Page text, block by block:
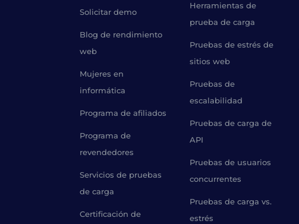
Solicitar demo
Blog de rendimiento
web
Mujeres en
informática
Programa de afiliados
Programa de
revendedores
Servicios de pruebas
de carga
Certificación de
Herramientas de
prueba de carga
Pruebas de estrés de
sitios web
Pruebas de
escalabilidad
Pruebas de carga de
API
Pruebas de usuarios
concurrentes
Pruebas de carga vs.
estrés